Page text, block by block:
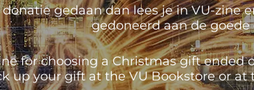
gedaan dan lees je in VU-zine
gedoneerd aan de goede
for choosing a Christmas gift ended
up your gift at the VU Bookstore or at